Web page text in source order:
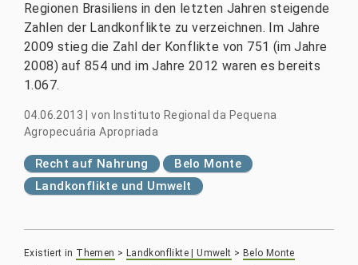
Regionen Brasiliens in den letzten Jahren steigende
Zahlen der Landkonflikte zu verzeichnen. Im Jahre
2009 stieg die Zahl der Konflikte von 751 (im Jahre
2008) auf 854 und im Jahre 2012 waren es bereits
1.067.
04.06.2013 |von Instituto Regional da Pequena
Agropecuária Apropriada
Recht auf Nahrung
Belo Monte
Landkonflikte und Umwelt
Existiert in Themen > Landkonflikte | Umwelt > Belo Monte